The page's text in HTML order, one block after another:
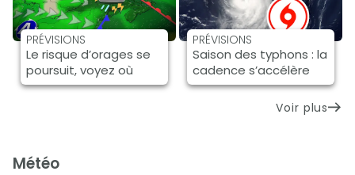
PRÉVISIONS
Le risque d’orages se
poursuit, voyez où
PRÉVISIONS
Saison des typhons : la
cadence s’accélère
Voir plus
météo